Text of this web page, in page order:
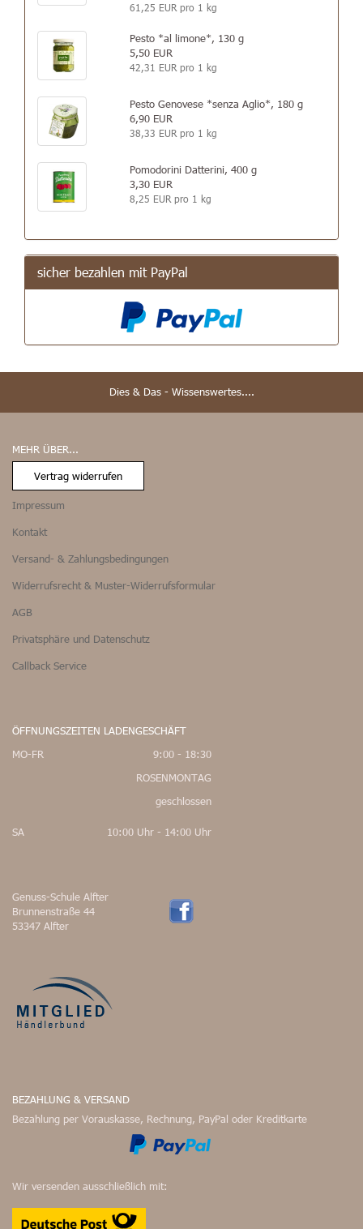
61,25 EUR pro 1 kg
Pesto *al limone*, 130 g
5,50 EUR
42,31 EUR pro 1 kg
Pesto Genovese *senza Aglio*, 180 g
6,90 EUR
38,33 EUR pro 1 kg
Pomodorini Datterini, 400 g
3,30 EUR
8,25 EUR pro 1 kg
sicher bezahlen mit PayPal
Dies & Das - Wissenswertes....
MEHR ÜBER...
Vertrag widerrufen
Impressum
Kontakt
Versand- & Zahlungsbedingungen
Widerrufsrecht & Muster-Widerrufsformular
AGB
Privatsphäre und Datenschutz
Callback Service
ÖFFNUNGSZEITEN LADENGESCHÄFT
MO-FR
9:00 - 18:30
ROSENMONTAG
geschlossen
SA 10:00 Uhr - 14:00 Uhr
Genuss-Schule Alfter
Brunnenstraße 44
53347 Alfter
BEZAHLUNG & VERSAND
Bezahlung per Vorauskasse, Rechnung, PayPal oder Kreditkarte
Wir versenden ausschließlich mit: